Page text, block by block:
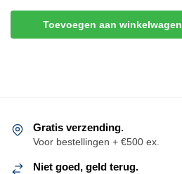
Toevoegen aan winkelwagen
Gratis verzending.
Voor bestellingen + €500 ex.
Niet goed, geld terug.